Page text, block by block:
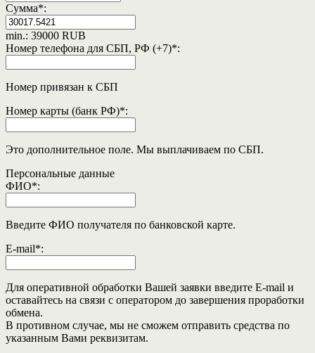
Сумма*:
min.: 39000 RUB
Номер телефона для СБП, РФ (+7)*:
Номер привязан к СБП
Номер карты (банк РФ)*:
Это дополнительное поле. Мы выплачиваем по СБП.
Персональные данные
ФИО*:
Введите ФИО получателя по банковской карте.
E-mail*:
Для оперативной обработки Вашей заявки введите E-mail и
оставайтесь на связи с оператором до завершения проработки
обмена.
В противном случае, мы не сможем отправить средства по
указанным Вами реквизитам.